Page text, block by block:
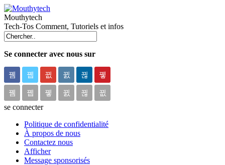
Mouthytech
Tech-Tos Comment, Tutoriels et infos
Se connecter avec nous sur
se connecter
Politique de confidentialité
À propos de nous
Contactez nous
Afficher
Message sponsorisés